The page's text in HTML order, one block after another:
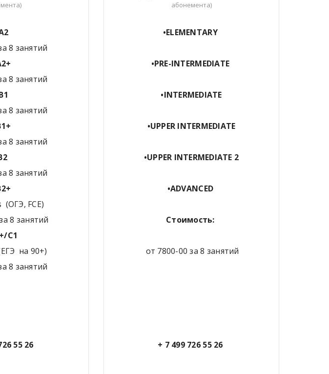
8 занятий
8 занятий
8 занятий
8 занятий
8 занятий
(ОГЭ, FCE)
8 занятий
С1
на 90+)
8 занятий
55 26
абонемента)
•ЕLEMENTARY
•PRE-INTERMEDIATE
•INTERMEDIATE
•UPPER INTERMEDIATE
•UPPER INTERMEDIATE 2
•ADVANCED
Стоимость:
от 7800-00 за 8 занятий
+ 7 499 726 55 26